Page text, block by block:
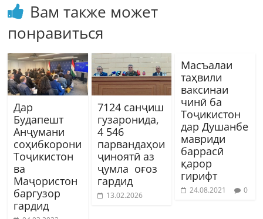
Вам также может
понравиться
Дар
Будапешт
Анҷумани
соҳибкорони
Тоҷикистон
ва
Маҷористон
баргузор
гардид
7124 санҷиш
гузаронида,
4 546
парвандаҳои
ҷиноятӣ аз
ҷумла оғоз
гардид
13.02.2026
Масъалаи
таҳвили
ваксинаи
чинӣ ба
Тоҷикистон
дар Душанбе
мавриди
баррасӣ
қарор
гирифт
24.08.2021 0